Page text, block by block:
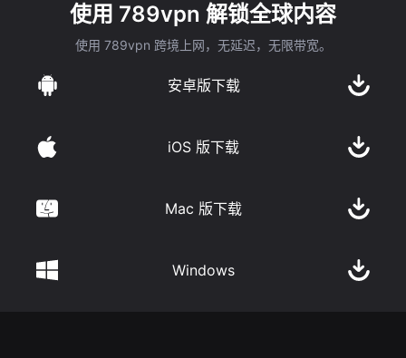
使用 789vpn 解锁全球内容
使用 789vpn 跨境上网，无延迟，无限带宽。
安卓版下载
iOS 版下载
Mac 版下载
Windows